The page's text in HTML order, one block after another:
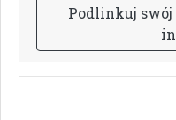
Podlinkuj swój
in